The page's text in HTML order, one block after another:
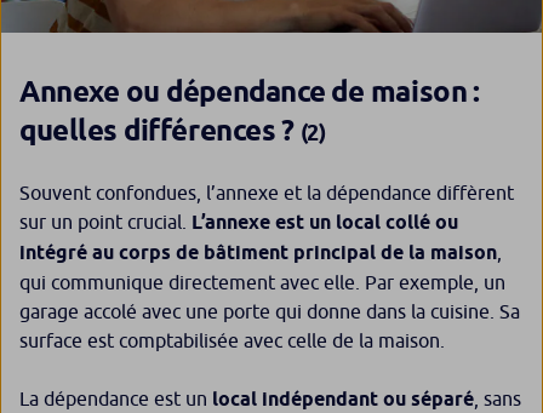
Annexe ou dépendance de maison :
quelles différences ? (2)
Souvent confondues, l’annexe et la dépendance diffèrent
sur un point crucial. L’annexe est un local collé ou
intégré au corps de bâtiment principal de la maison
qui communique directement avec elle. Par exemple, un
garage accolé avec une porte qui donne dans la cuisine. Sa
surface est comptabilisée avec celle de la maison.
La dépendance est un local indépendant ou séparé , sans